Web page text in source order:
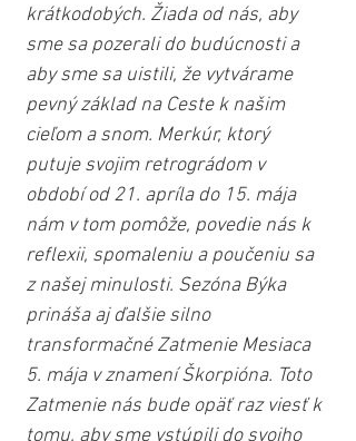
krátkodobých. Žiada od nás, aby
sme sa pozerali do budúcnosti a
aby sme sa uistili, že vytvárame
pevný základ na Ceste k našim
cieľom a snom. Merkúr, ktorý
putuje svojim retrográdom v
období od 21. apríla do 15. mája
nám v tom pomôže, povedie nás k
reflexii, spomaleniu a poučeniu sa
z našej minulosti. Sezóna Býka
prináša aj ďalšie silno
transformačné Zatmenie Mesiaca
5. mája v znamení Škorpióna. Toto
Zatmenie nás bude opäť raz viesť k
tomu, aby sme vstúpili do svojho